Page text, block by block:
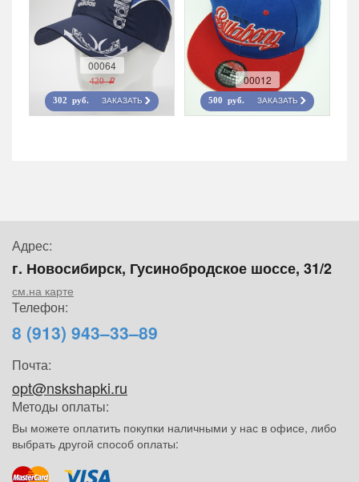
00064
420 r
302 руб. ЗАКАЗАТЬ
00012
500 руб. ЗАКАЗАТЬ
Адрес:
г. Новосибирск, Гусинобродское шоссе, 31/2
см.на карте
Телефон:
8 (913) 943–33–89
Почта:
opt@nskshapki.ru
Методы оплаты:
Вы можете оплатить покупки наличными у нас в офисе, либо
выбрать другой способ оплаты: